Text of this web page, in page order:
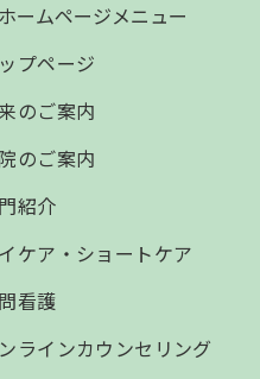
ホームページメニュー
プページ
のご案内
のご案内
紹介
ケア・ショートケア
看護
ラインカウンセリング